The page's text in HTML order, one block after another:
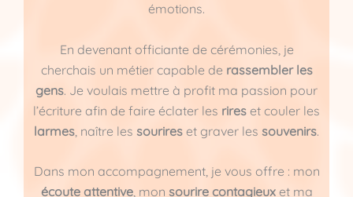
émotions.
En devenant officiante de cérémonies, je
cherchais un métier capable de rassembler les
gens. Je voulais mettre à profit ma passion pour
l’écriture afin de faire éclater les rires et couler les
larmes , naître les sourires et graver les souvenirs.
Dans mon accompagnement, je vous offre : mon
écoute attentive, mon sourire contagieuxet ma